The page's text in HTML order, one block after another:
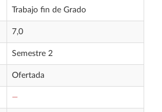
Trabajo fin de Grado
7,0
Semestre 2
Ofertada
—